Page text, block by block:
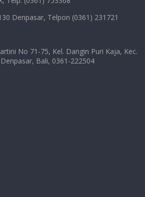
Denpasar, Telpon (0361) 231721
No 71-75, Kel. Dangin Puri Kaja, Kec.
Bali, 0361-222504